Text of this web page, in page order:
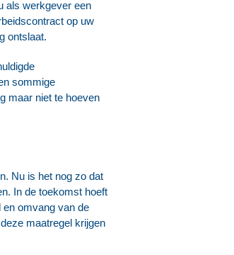
als werkgever een
op uw
ontslaat.
sommige
maar niet te hoeven
Nu is het nog zo dat
In de toekomst hoeft
en omvang van de
maatregel krijgen